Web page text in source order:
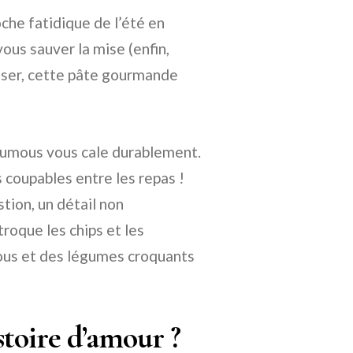
fatidique de l’été en
sauver la mise (enfin,
cette pâte gourmande
vous cale durablement.
entre les repas !
un détail non
les chips et les
et des légumes croquants
d’amour ?